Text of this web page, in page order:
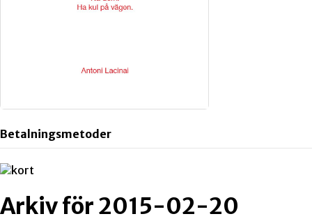
Betalningsmetoder
Arkiv för 2015-02-20